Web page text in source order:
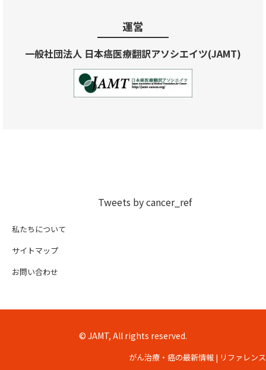
運営
一般社団法人 日本癌医療翻訳アソシエイツ(JAMT)
Tweets by cancer_ref
私たちについて
サイトマップ
お問い合わせ
© JAMT, All rights reserved.
がん治療・癌の最新情報 | リファレンス